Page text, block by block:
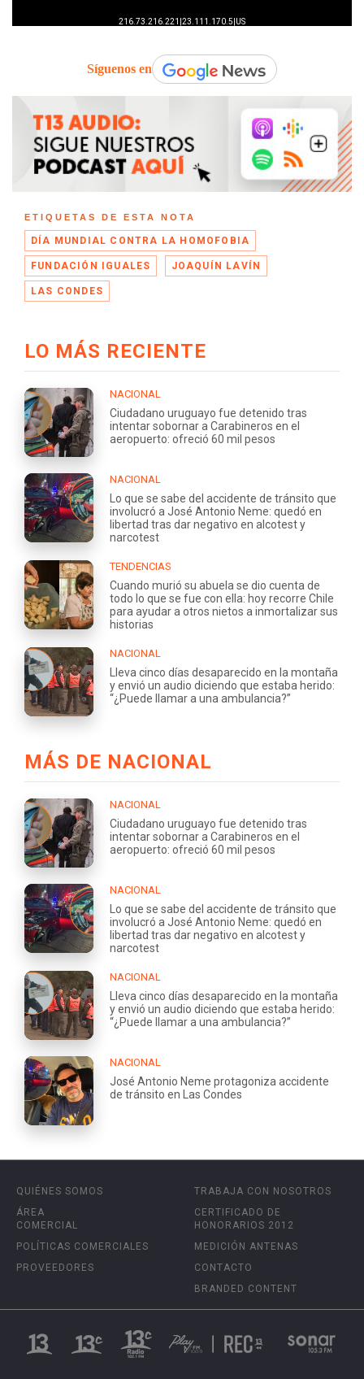
Síguenos en
ETIQUETAS DE ESTA NOTA
DÍA MUNDIAL CONTRA LA HOMOFOBIA
FUNDACIÓN IGUALES JOAQUÍN LAVÍN
LAS CONDES
LO MÁS RECIENTE
NACIONAL
Ciudadano uruguayo fue detenido tras
intentar sobornar a Carabineros en el
aeropuerto: ofreció 60 mil pesos
NACIONAL
Lo que se sabe del accidente de tránsito que
involucró a José Antonio Neme: quedó en
libertad tras dar negativo en alcotest y
narcotest
TENDENCIAS
Cuando murió su abuela se dio cuenta de
todo lo que se fue con ella: hoy recorre Chile
para ayudar a otros nietos a inmortalizar sus
historias
NACIONAL
Lleva cinco días desaparecido en la montaña
y envió un audio diciendo que estaba herido:
“¿Puede llamar a una ambulancia?”
MÁS DE NACIONAL
NACIONAL
Ciudadano uruguayo fue detenido tras
intentar sobornar a Carabineros en el
aeropuerto: ofreció 60 mil pesos
NACIONAL
Lo que se sabe del accidente de tránsito que
involucró a José Antonio Neme: quedó en
libertad tras dar negativo en alcotest y
narcotest
NACIONAL
Lleva cinco días desaparecido en la montaña
y envió un audio diciendo que estaba herido:
“¿Puede llamar a una ambulancia?”
NACIONAL
José Antonio Neme protagoniza accidente
de tránsito en Las Condes
QUIÉNES SOMOS
ÁREA
COMERCIAL
POLÍTICAS COMERCIALES
PROVEEDORES
TRABAJA CON NOSOTROS
CERTIFICADO DE
HONORARIOS 2012
MEDICIÓN ANTENAS
CONTACTO
BRANDED CONTENT